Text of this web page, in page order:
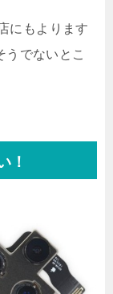
にもよります
うでないとこ
！